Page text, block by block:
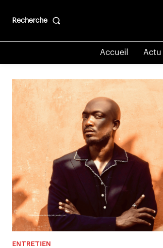
Recherche
Accueil Actu
ENTRETIEN